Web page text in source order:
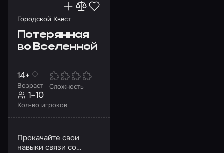
Городской Квест
Потерянная
во Вселенной
Возраст
14+
Сложность
Кол-во игроков
1–10
Прокачайте свои
навыки связи со